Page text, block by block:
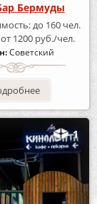
Бермуды
до 160 чел.
от 1200 руб./чел.
Советский
1